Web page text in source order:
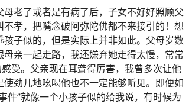
老了或者是有病了后，子女不好好照顾父
孝，把嘴念破阿弥陀佛都不来接引的！想
子似的，但是实际上并非如此。父母岁数
亲一起走路，我还嫌弃她走得太慢，常常
受。父亲现在耳聋得厉害，我曾多次让他
劲儿地吆喝他也不一定能够听见。即便如
件”就像一个小孩子似的给我说，有时候为